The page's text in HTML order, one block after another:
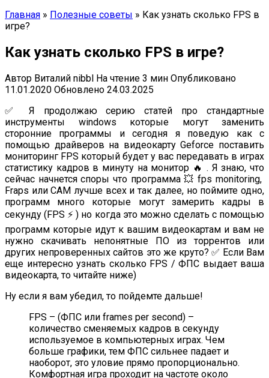
Главная » Полезные советы » Как узнать сколько FPS в
игре?
Как узнать сколько FPS в игре?
Автор Виталий nibbl На чтение 3 мин Опубликовано
11.01.2020 Обновлено 24.03.2025
✅ Я продолжаю серию статей про стандартные
инструменты windows которые могут заменить
сторонние программы и сегодня я поведую как с
помощью драйверов на видеокарту Geforce поставить
мониторинг FPS который будет у вас передавать в играх
статистику кадров в минуту на монитор 🔥 . Я знаю, что
сейчас начнется споры что программа 💥 fps monitoring,
Fraps или СAM лучше всех и так далее, но поймите одно,
программ много которые могут замерить кадры в
секунду (FPS ⚡️ ) но когда это можно сделать с помощью
программ которые идут к вашим видеокартам и вам не
нужно скачивать непонятные ПО из торрентов или
других непроверенных сайтов это же круто? ✅ Если Вам
еще интересно узнать сколько FPS / ФПС выдает ваша
видеокарта, то читайте ниже)
Ну если я вам убедил, то пойдемте дальше!
FPS – (ФПС или frames per second) –
количество сменяемых кадров в секунду
используемое в компьютерных играх. Чем
больше графики, тем ФПС сильнее падает и
наоборот, это уловие прямо пропорционально.
Комфортная игра проходит на частоте около